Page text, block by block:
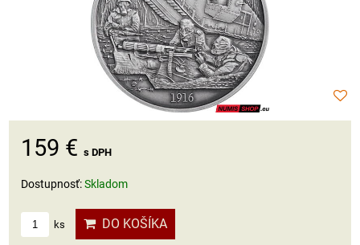
159 € s DPH
Dostupnosť:Skladom
ks DO KOŠÍKA